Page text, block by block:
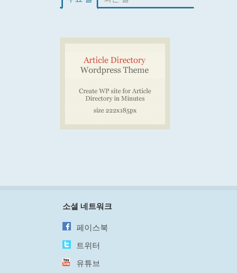
소셜 네트워크
페이스북
트위터
유튜브